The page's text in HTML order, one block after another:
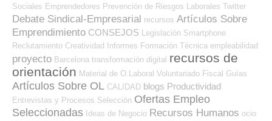
Sociales Emprendedores Prevención de Riesgos Laborales Twitter
Debate Sindical-Empresarial recursos Artículos Sobre
Emprendimiento CONSEJOS Legislación Smartphone
Reclutamiento Creatividad Informes Formación Técnica empleabilidad
proyecto Barcelona transformación digital recursos de
orientación Material de O.Laboral Voluntariado Fiscal Guías
Artículos Sobre OL CALIDAD blogs Productividad
Entrevistas y Procesos Selección Ofertas Empleo
Seleccionadas Ideas de Negocio Recursos Humanos ocio